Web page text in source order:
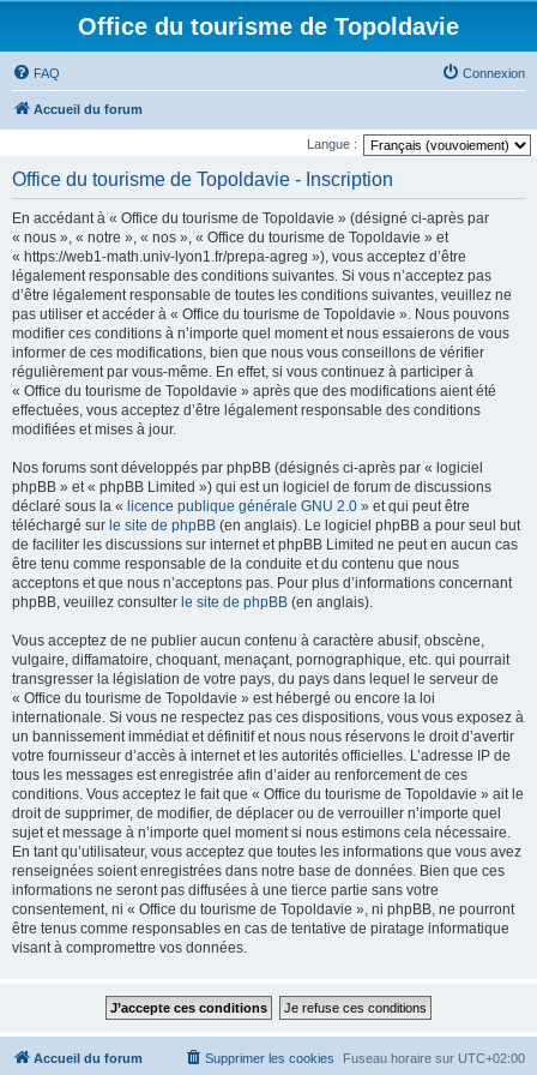
Office du tourisme de Topoldavie
FAQ Connexion
Accueil du forum
Langue :
Office du tourisme de Topoldavie - Inscription
En accédant à « Office du tourisme de Topoldavie » (désigné ci-après par
« nous », « notre », « nos », « Office du tourisme de Topoldavie » et
« https://web1-math.univ-lyon1.fr/prepa-agreg »), vous acceptez d’être
légalement responsable des conditions suivantes. Si vous n’acceptez pas
d’être légalement responsable de toutes les conditions suivantes, veuillez ne
pas utiliser et accéder à « Office du tourisme de Topoldavie ». Nous pouvons
modifier ces conditions à n’importe quel moment et nous essaierons de vous
informer de ces modifications, bien que nous vous conseillons de vérifier
régulièrement par vous-même. En effet, si vous continuez à participer à
« Office du tourisme de Topoldavie » après que des modifications aient été
effectuées, vous acceptez d’être légalement responsable des conditions
modifiées et mises à jour.
Nos forums sont développés par phpBB (désignés ci-après par « logiciel
phpBB » et « phpBB Limited ») qui est un logiciel de forum de discussions
déclaré sous la « licence publique générale GNU 2.0 » et qui peut être
téléchargé sur le site de phpBB (en anglais). Le logiciel phpBB a pour seul but
de faciliter les discussions sur internet et phpBB Limited ne peut en aucun cas
être tenu comme responsable de la conduite et du contenu que nous
acceptons et que nous n’acceptons pas. Pour plus d’informations concernant
phpBB, veuillez consulter le site de phpBB (en anglais).
Vous acceptez de ne publier aucun contenu à caractère abusif, obscène,
vulgaire, diffamatoire, choquant, menaçant, pornographique, etc. qui pourrait
transgresser la législation de votre pays, du pays dans lequel le serveur de
« Office du tourisme de Topoldavie » est hébergé ou encore la loi
internationale. Si vous ne respectez pas ces dispositions, vous vous exposez à
un bannissement immédiat et définitif et nous nous réservons le droit d’avertir
votre fournisseur d’accès à internet et les autorités officielles. L’adresse IP de
tous les messages est enregistrée afin d’aider au renforcement de ces
conditions. Vous acceptez le fait que « Office du tourisme de Topoldavie » ait le
droit de supprimer, de modifier, de déplacer ou de verrouiller n’importe quel
sujet et message à n’importe quel moment si nous estimons cela nécessaire.
En tant qu’utilisateur, vous acceptez que toutes les informations que vous avez
renseignées soient enregistrées dans notre base de données. Bien que ces
informations ne seront pas diffusées à une tierce partie sans votre
consentement, ni « Office du tourisme de Topoldavie », ni phpBB, ne pourront
être tenus comme responsables en cas de tentative de piratage informatique
visant à compromettre vos données.
Accueil du forum Fuseau horaire sur UTC+02:00
Supprimer les cookies